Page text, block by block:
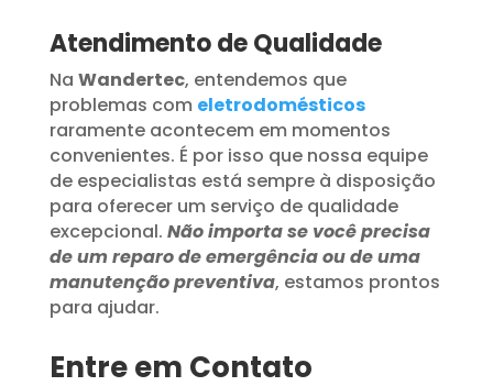
Atendimento de Qualidade
Na Wandertec, entendemos que
problemas com eletrodomésticos
raramente acontecem em momentos
convenientes. É por isso que nossa equipe
de especialistas está sempre à disposição
para oferecer um serviço de qualidade
excepcional. Não importa se você precisa
de um reparo de emergência ou de uma
manutenção preventiva, estamos prontos
para ajudar.
Entre em Contato